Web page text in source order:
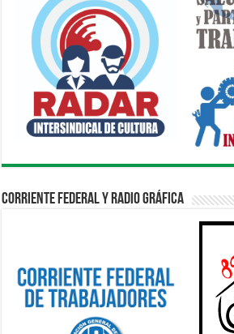
Corriente Federal y Radio Gráfica